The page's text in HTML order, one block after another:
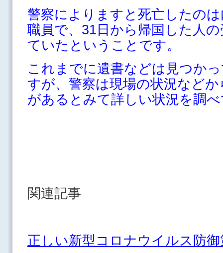
警察によりますと死亡したの
職員で、31日から帰国した人
ていたということです。
これまでに遺書などは見つか
すが、警察は現場の状況など
があるとみて詳しい状況を調
関連記事
正しい新型コロナウイルス防御